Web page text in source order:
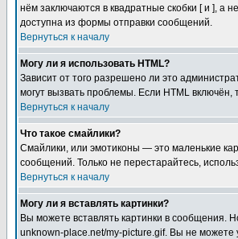
нём заключаются в квадратные скобки [ и ], а
доступна из формы отправки сообщений.
Вернуться к началу
Могу ли я использовать HTML?
Зависит от того разрешено ли это
могут вызвать проблемы. Если HTML
Вернуться к началу
Что такое смайлики?
Смайлики, или эмотиконы — это маленькие
сообщений. Только не перестарайтесь,
Вернуться к началу
Могу ли я вставлять картинки?
Вы можете вставлять картинки в сообщения.
unknown-place.net/my-picture.gif. Вы не можете